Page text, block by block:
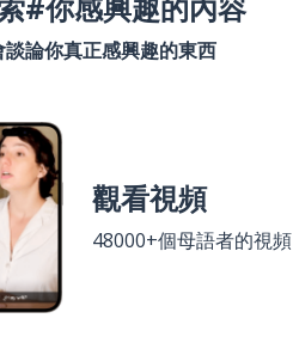
談論你真正感興趣的東西
觀看視頻
48000+個母語者的視頻